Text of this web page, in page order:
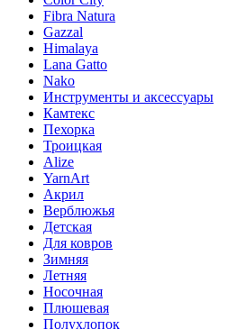
Fibra Natura
Gazzal
Himalaya
Lana Gatto
Nako
Инструменты и аксессуары
Камтекс
Пехорка
Троицкая
Alize
YarnArt
Акрил
Верблюжья
Детская
Для ковров
Зимняя
Летняя
Носочная
Плюшевая
Полухлопок